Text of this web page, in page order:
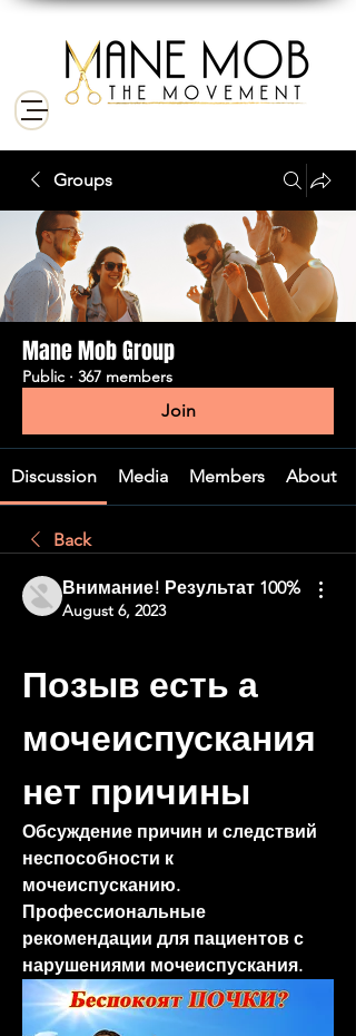
Groups
Mane Mob Group
Public · 367 members
Join
Discussion Media Members About
Back
Внимание! Результат 100%
August 6, 2023
Позыв есть а
мочеиспускания
нет причины
Обсуждение причин и следствий
неспособности к
мочеиспусканию.
Профессиональные
рекомендации для пациентов с
нарушениями мочеиспускания.